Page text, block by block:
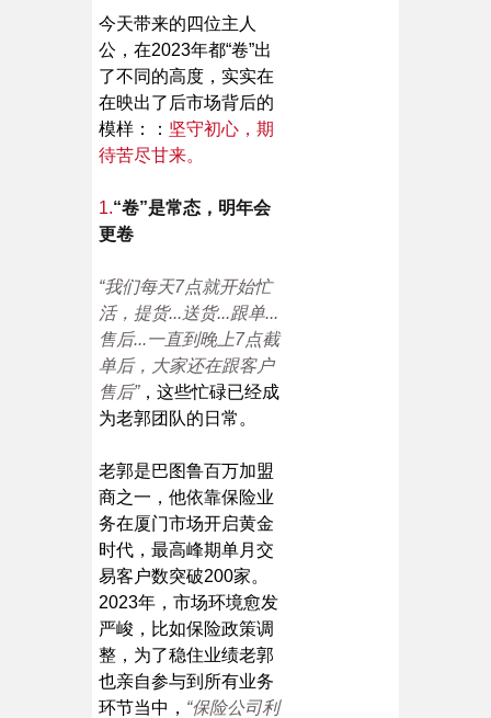
今天带来的四位主人
公，在2023年都“卷”出
了不同的高度，实实在
在映出了后市场背后的
模样：： 坚守初心，期
待苦尽甘来。
1.“卷”是常态，明年会
更卷
“我们每天7点就开始忙
活，提货...送货...跟单...
售后...一直到晚上7点截
单后，大家还在跟客户
售后”，这些忙碌已经成
为老郭团队的日常。
老郭是巴图鲁百万加盟
商之一，他依靠保险业
务在厦门市场开启黄金
时代，最高峰期单月交
易客户数突破200家。
2023年，市场环境愈发
严峻，比如保险政策调
整，为了稳住业绩老郭
也亲自参与到所有业务
环节当中， “保险公司利